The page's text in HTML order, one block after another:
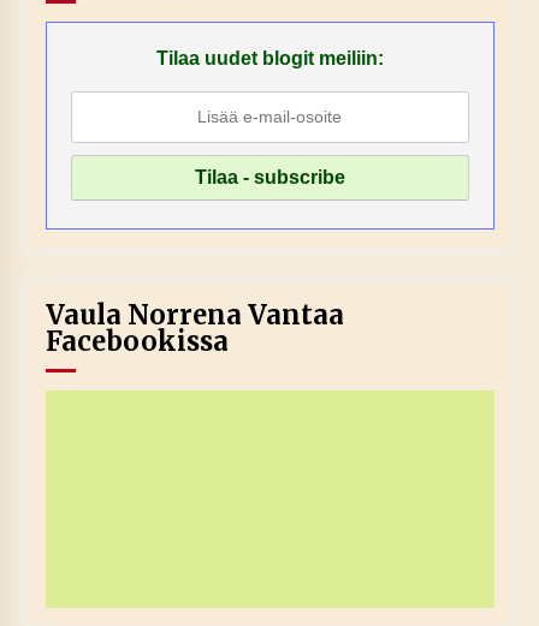
Tilaa uudet blogit meiliin:
Vaula Norrena Vantaa
Facebookissa